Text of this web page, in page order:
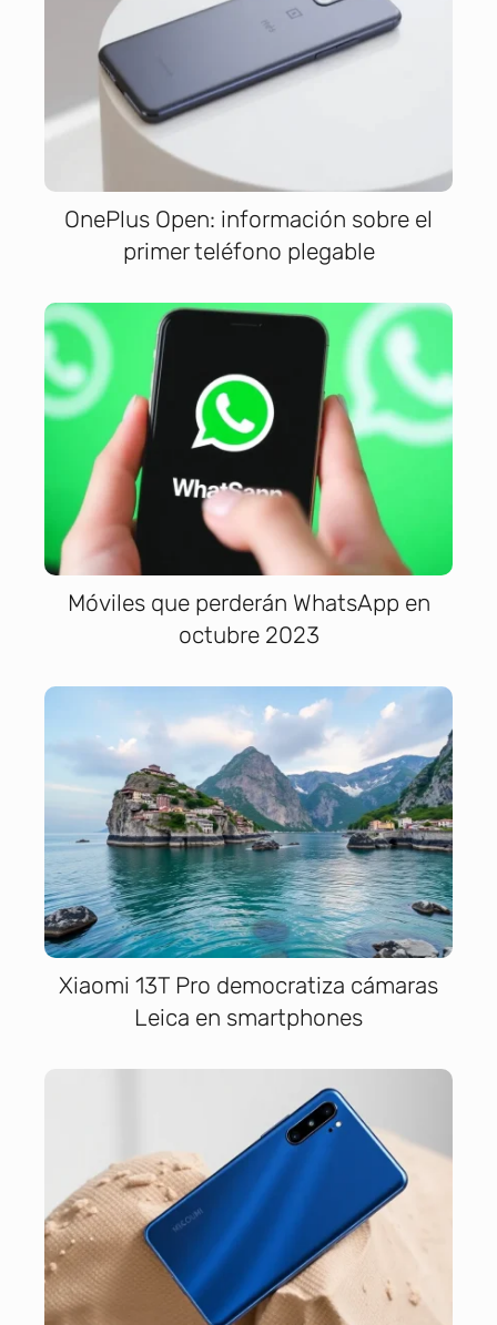
OnePlus Open: información sobre el
primer teléfono plegable
Móviles que perderán WhatsApp en
octubre 2023
Xiaomi 13T Pro democratiza cámaras
Leica en smartphones